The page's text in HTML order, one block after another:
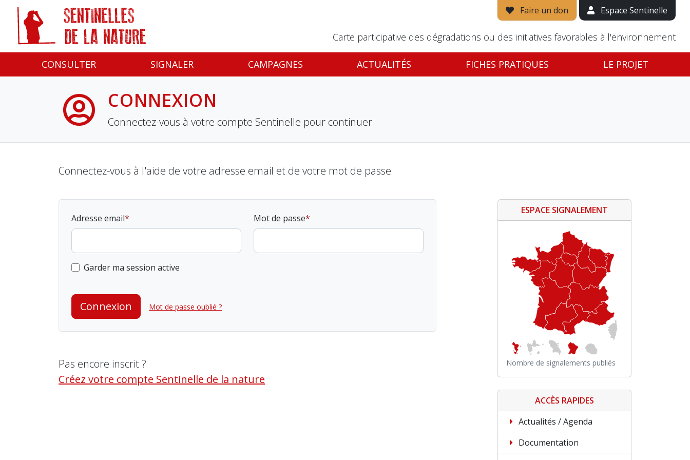
Faire un don Espace Sentinelle
Carte participative des dégradations ou des initiatives favorables à l'environnement
CONSULTER SIGNALER CAMPAGNES ACTUALITÉS FICHES PRATIQUES LE PROJET
CONNEXION
Connectez-vous à votre compte Sentinelle pour continuer
Connectez-vous à l'aide de votre adresse email et de votre mot de passe
Adresse email Mot de passe
Garder ma session active
Connexion Mot de passe oublié ?
Pas encore inscrit ?
Créez votre compte Sentinelle de la nature
ESPACE SIGNALEMENT
Nombre de signalements publiés
ACCÈS RAPIDES
Actualités / Agenda
Documentation
Panneau de gestion des cookies